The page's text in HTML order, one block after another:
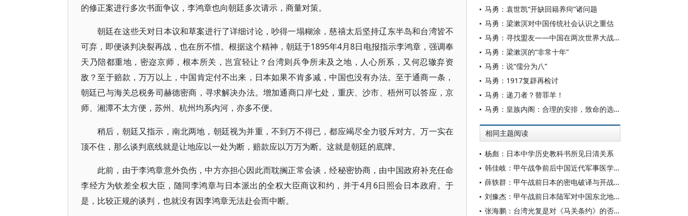
的修正案进行多次书面争议，李鸿章也向朝廷多次请示，商量对策。
朝廷在这些天对日本议和草案进行了详细讨论，吵得一塌糊涂，慈禧太后坚持辽东半岛和台湾皆不
可弃，即便谈判决裂再战，也在所不惜。根据这个精神，朝廷于1895年4月8日电报指示李鸿章，强调奉
天乃陪都重地，密迩京师，根本所关，岂宜轻让？台湾则兵争所未及之地，人心所系，又何忍辙弃资
敌？至于赔款，万万以上，中国肯定付不出来，日本如果不肯多减，中国也没有办法。至于通商一条，
朝廷已与海关总税务司赫德密商，寻求解决办法。增加通商口岸七处，重庆、沙市、梧州可以答应，京
师、湘潭不太方便，苏州、杭州均系内河，亦多不便。
稍后，朝廷又指示，南北两地，朝廷视为并重，不到万不得已，都应竭尽全力驳斥对方。万一实在
顶不住，那么谈判底线就是让地应以一处为断，赔款应以万万为断。这就是朝廷的底牌。
此前，由于李鸿章意外负伤，中方亦担心因此而耽搁正常会谈，经秘密协商，由中国政府补充任命
李经方为钦差全权大臣，随同李鸿章与日本派出的全权大臣商议和约，并于4月6日照会日本政府。于
是，比较正规的谈判，也就没有因李鸿章无法赴会而中断。
马勇：袁世凯“开缺回籍养疴”诸问题
马勇：梁漱溟对中国传统社会认识之重估
马勇：寻找盟友——中国在两次世界大战中的经验
马勇：梁漱溟的“非常十年”
马勇：说“儒分为八”
马勇：1917复辟再检讨
马勇：递刀者？替罪羊！
马勇：皇族内阁：合理的安排，致命的选择
相同主题阅读
杨彪：日本中学历史教科书所见日清关系
韩佳岐：甲午战争前后中国近代军事医学的早期发展
薛轶群：甲午战前日本的密电破译与开战决策问题新探
刘豫杰：甲午战前日本陆军对中国东北地区的情报活动
张海鹏：台湾光复是对《马关条约》的否定